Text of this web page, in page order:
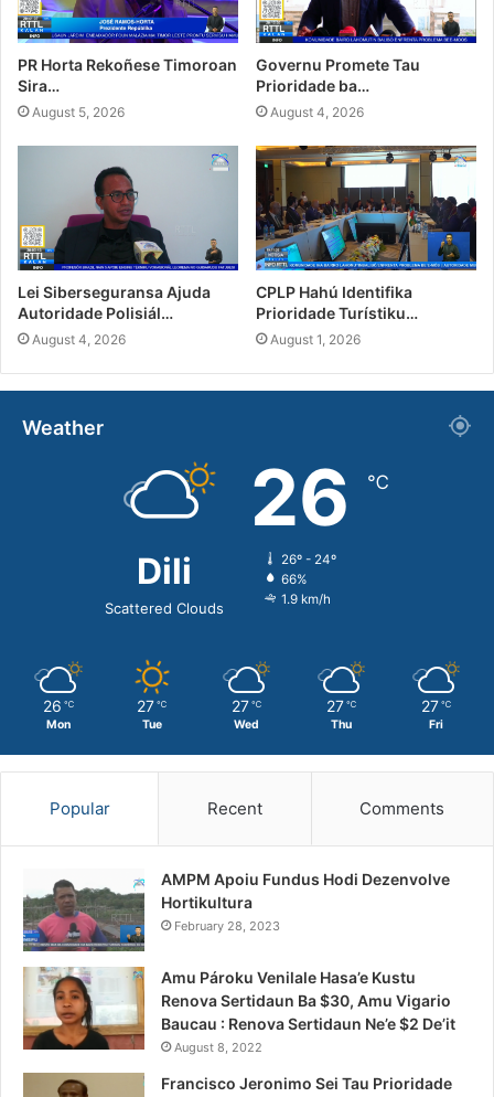
PR Horta Rekoñese Timoroan
Sira…
August 5, 2026
Governu Promete Tau
Prioridade ba…
August 4, 2026
Lei Siberseguransa Ajuda
Autoridade Polisiál…
August 4, 2026
CPLP Hahú Identifika
Prioridade Turístiku…
August 1, 2026
Weather
Dili
Scattered Clouds
26 ℃
26º - 24º
66%
1.9 km/h
26 ℃
Mon
27 ℃
Tue
27 ℃
Wed
27 ℃
Thu
27 ℃
Fri
Popular Recent Comments
AMPM Apoiu Fundus Hodi Dezenvolve
Hortikultura
February 28, 2023
Amu Pároku Venilale Hasa’e Kustu
Renova Sertidaun Ba $30, Amu Vigario
Baucau : Renova Sertidaun Ne’e $2 De’it
August 8, 2022
Francisco Jeronimo Sei Tau Prioridade